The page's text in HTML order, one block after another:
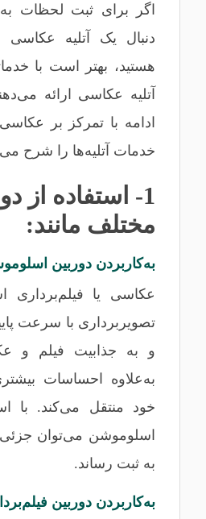
اگر برای ثبت لحظات
دنبال یک آتلیه
هستید، بهتر است با
آتلیه عکاسی ارائه
ادامه با تمرکز بر
خدمات آتلیه‌ها را شرح
1- استفاده از
مختلف مانند:
به‌کاربردن دوربین
عکاسی یا فیلم‌برداری
تصویربرداری با سرعت
و به جذابیت فیلم و
به‌علاوه احساسات
خود منتقل می‌کند. با
اسلوموشن می‌توان
به ثبت رساند.
به‌کاربردن دوربین